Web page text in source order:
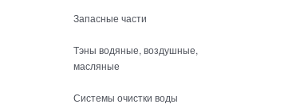
Запасные части
Тэны водяные, воздушные,
масляные
Системы очистки воды